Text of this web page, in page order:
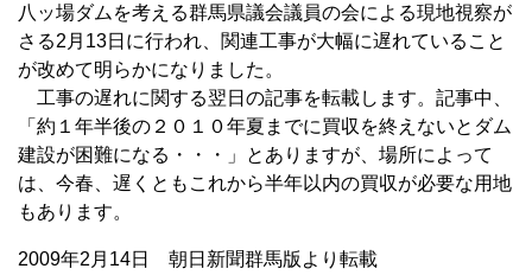
八ッ場ダムを考える群馬県議会議員の会による現地視察が
さる2月13日に行われ、関連工事が大幅に遅れていること
が改めて明らかになりました。
工事の遅れに関する翌日の記事を転載します。記事中、
「約１年半後の２０１０年夏までに買収を終えないとダム
建設が困難になる・・・」とありますが、場所によって
は、今春、遅くともこれから半年以内の買収が必要な用地
もあります。
2009年2月14日 朝日新聞群馬版より転載